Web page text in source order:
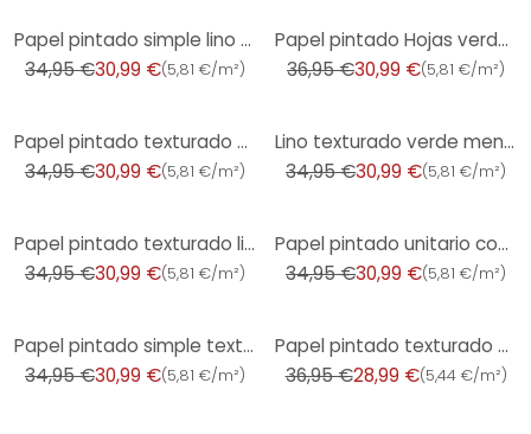
Papel pintado simple lino arena beige - Papel pintado no tejido liso textura mate
34,95 €30,99 €(5,81 €/m²)
Papel pintado Hojas verde oscuro dorado - Muestra tropical con brillo - Papel pintado no tejido
36,95 €30,99 €(5,81 €/m²)
Papel pintado texturado beige crema - estructura de lino calma - Papel pintado no tejido
34,95 €30,99 €(5,81 €/m²)
Lino texturado verde menta gris - Papel pintado no tejido texturado mate moderno
34,95 €30,99 €(5,81 €/m²)
Papel pintado texturado lino verde petróleo - papel pintado texturado mate moderno - papel pintado n
34,95 €30,99 €(5,81 €/m²)
Papel pintado unitario con textura de lino beige - papel pintado moderno liso mate
34,95 €30,99 €(5,81 €/m²)
Papel pintado simple textura lino gris claro - Papel pintado no tejido liso aspecto tela
34,95 €30,99 €(5,81 €/m²)
Papel pintado texturado en aspecto hormigón blanco gris - Papel pintado no tejido liso moderno mate
36,95 €28,99 €(5,44 €/m²)